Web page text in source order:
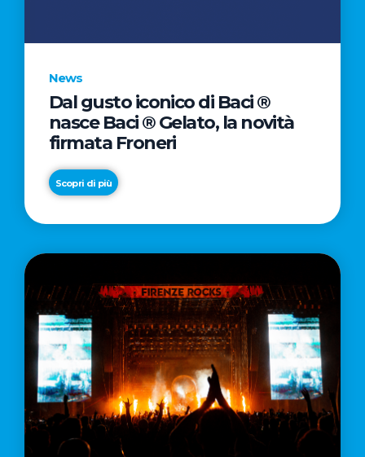
News
Dal gusto iconico di Baci ®
nasce Baci ® Gelato, la novità
firmata Froneri
Scopri di più